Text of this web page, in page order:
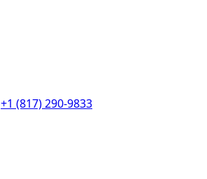
+1 (817) 290-9833